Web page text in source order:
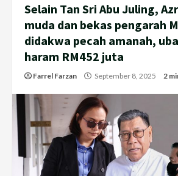
Selain Tan Sri Abu Juling,
muda dan bekas pengarah
didakwa pecah amanah,
haram RM452 juta
Farrel Farzan September 8, 2025 2